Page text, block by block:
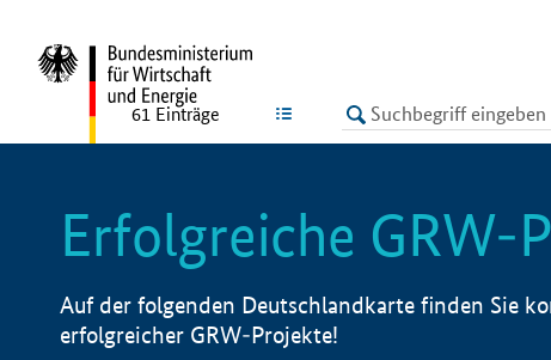
LISTE
61 Einträge
Erfolgreiche GRW-
Auf der folgenden Deutschlandkarte finden Sie
erfolgreicher GRW-Projekte!